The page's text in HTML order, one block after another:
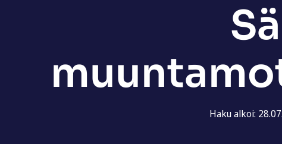
Haku alkoi: